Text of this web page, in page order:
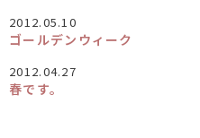
2012.05.10
ゴールデンウィーク
2012.04.27
春です。